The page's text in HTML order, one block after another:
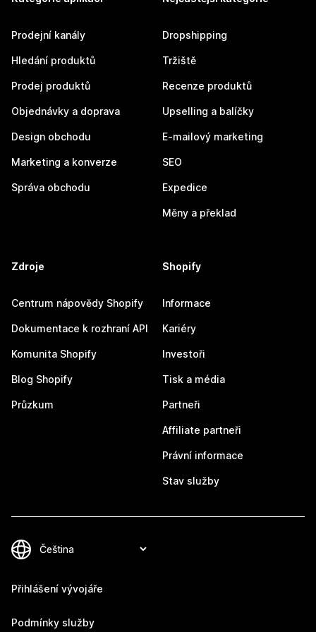
Prodejní kanály
Hledání produktů
Prodej produktů
Objednávky a doprava
Design obchodu
Marketing a konverze
Správa obchodu
Dropshipping
Tržiště
Recenze produktů
Upselling a balíčky
E-mailový marketing
SEO
Expedice
Měny a překlad
Zdroje
Centrum nápovědy Shopify
Dokumentace k rozhraní API
Komunita Shopify
Blog Shopify
Průzkum
Shopify
Informace
Kariéry
Investoři
Tisk a média
Partneři
Affiliate partneři
Právní informace
Stav služby
Přihlášení vývojáře
Podmínky služby